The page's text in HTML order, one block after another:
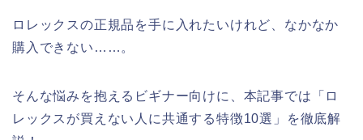
ロレックスの正規品を手に入れたいけれど、なかなか
購入できない……。
そんな悩みを抱えるビギナー向けに、本記事では「ロ
レックスが買えない人に共通する特徴10選」を徹底解